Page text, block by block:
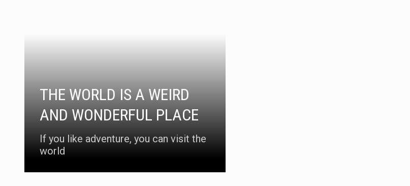
THE WORLD IS A WEIRD
AND WONDERFUL PLACE
If you like adventure, you can visit the
world